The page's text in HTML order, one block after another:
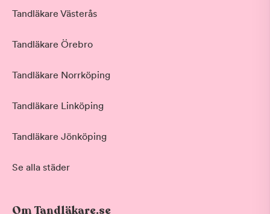
Tandläkare Västerås
Tandläkare Örebro
Tandläkare Norrköping
Tandläkare Linköping
Tandläkare Jönköping
Se alla städer
Om Tandläkare.se